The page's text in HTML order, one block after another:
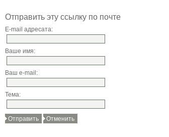
Отправить эту ссылку по почте
E-mail адресата:
Ваше имя:
Ваш e-mail:
Тема:
Отправить Отменить